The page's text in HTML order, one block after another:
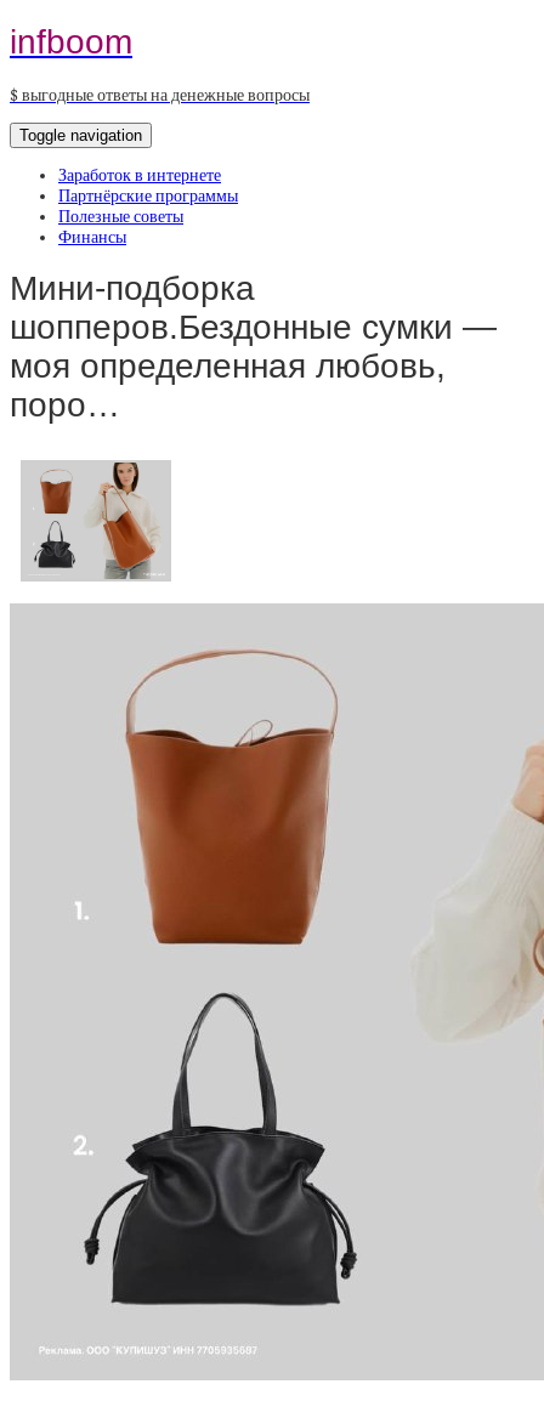
infboom
$ выгодные ответы на денежные вопросы
Toggle navigation
Заработок в интернете
Партнёрские программы
Полезные советы
Финансы
Мини-подборка
шопперов.Бездонные сумки —
моя определенная любовь,
поро…